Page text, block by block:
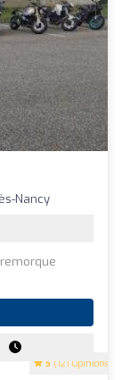
5 (121 Opinions)
Nancy